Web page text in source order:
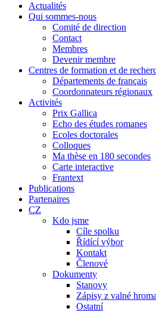
Actualités
Qui sommes-nous
Comité de direction
Contact
Membres
Devenir membre
Centres de formation et de
Départements de français
Coordonnateurs régionaux
Activités
Prix Gallica
Echo des études romanes
Ecoles doctorales
Colloques
Ma thèse en 180 secondes
Carte interactive
Frantext
Publications
Partenaires
CZ
Kdo jsme
Cíle spolku
Řídící výbor
Kontakt
Členové
Dokumenty
Stanovy
Zápisy z valné
Ostatní